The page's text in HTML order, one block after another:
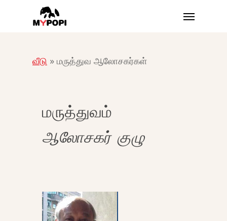
உள்ளடக்கத்திற்கு
பட்டியல்
வீடு » மருத்துவ ஆலோசகர்கள்
மருத்துவம்
ஆலோசகர் குழு